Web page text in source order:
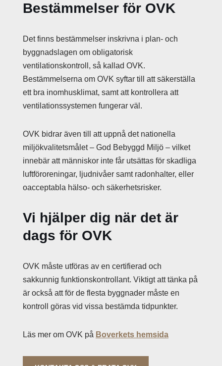
Bestämmelser för OVK
Det finns bestämmelser inskrivna i plan- och
byggnadslagen om obligatorisk
ventilationskontroll, så kallad OVK.
Bestämmelserna om OVK syftar till att säkerställa
ett bra inomhusklimat, samt att kontrollera att
ventilationssystemen fungerar väl.
OVK bidrar även till att uppnå det nationella
miljökvalitetsmålet – God Bebyggd Miljö – vilket
innebär att människor inte får utsättas för skadliga
luftföroreningar, ljudnivåer samt radonhalter, eller
oacceptabla hälso- och säkerhetsrisker.
Vi hjälper dig när det är
dags för OVK
OVK måste utföras av en certifierad och
sakkunnig funktionskontrollant. Viktigt att tänka på
är också att för de flesta byggnader måste en
kontroll göras vid vissa bestämda tidpunkter.
Läs mer om OVK på Boverkets hemsida